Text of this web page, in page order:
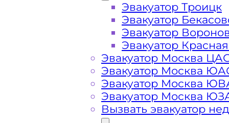
Стоимость
услуг
эвакуатора в
Дулепово
Эвакуатор Троицк
Эвакуатор
Эвакуатор
Эвакуатор
Эвакуатор Москва
Эвакуатор Москва
Эвакуатор Москва
Эвакуатор Москва
Вызвать эвакуатор